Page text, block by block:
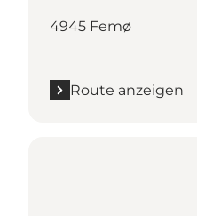
4945 Femø
Route anzeigen